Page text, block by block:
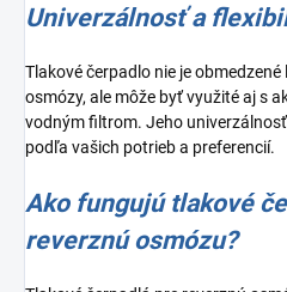
Univerzálnosť a
Tlakové čerpadlo nie je
osmózy, ale môže byť využité aj s
vodným filtrom. Jeho
podľa vašich potrieb a preferencií.
Ako fungujú tlakové
reverznú osmózu?